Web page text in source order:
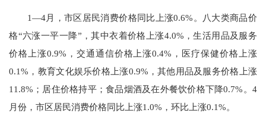
1—4月，市区居民消费价格同比上涨0.6% 。八大类商品价
格“六涨一平一降” ，其中衣着价格上涨4.0% ，生活用品及服务
价格上涨0.9% ，交通通信价格上涨0.4% ，医疗保健价格上涨
0.1% ， 教育文化娱乐价格上涨0.9% ，其他用品及服务价格上涨
11.8% ；居住价格持平； 食品烟酒及在外餐饮价格下降0.7% 。 4
月份，市区居民消费价格同比上涨1.0% ，环比上涨0.1%。